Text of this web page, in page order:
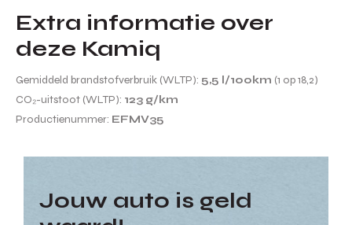
Extra informatie over
deze Kamiq
Gemiddeld brandstofverbruik (WLTP): 5,5 l/100km (1 op 18,2)
CO₂-uitstoot (WLTP): 123 g/km
Productienummer: EFMV35
Jouw auto is geld